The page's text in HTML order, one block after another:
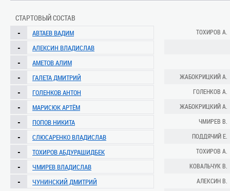
СТАРТОВЫЙ СОСТАВ
- АВТАЕВ ВАДИМ
- АЛЕКСИН ВЛАДИСЛАВ
- АМЕТОВ АЛИМ
- ГАЛЕТА ДМИТРИЙ
- ГОЛЕНКОВ АНТОН
- МАРИСЮК АРТЁМ
- ПОПОВ НИКИТА
- СЛЮСАРЕНКО ВЛАДИСЛАВ
- ТОХИРОВ АБДУРАШИДБЕК
- ЧМИРЕВ ВЛАДИСЛАВ
- ЧУНИНСКИЙ ДМИТРИЙ
ТОХИРОВ А.
ЖАБОКРИЦКИЙ А.
ГОЛЕНКОВ А.
ЖАБОКРИЦКИЙ А.
ЧМИРЕВ В.
ПОДДЯЧИЙ Е.
ТОХИРОВ А.
КОВАЛЬЧУК В.
АЛЕКСИН В.